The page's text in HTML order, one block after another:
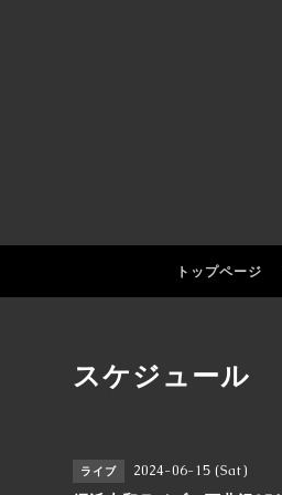
トップページ
スケジュール
ライブ 2024-06-15 (Sat)